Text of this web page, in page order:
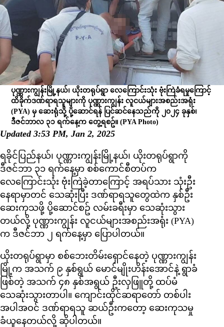
ပုဏ္ဏားကျွန်းမြို့နယ်၊ ယိုးတရုပ်ရွာ လေကြောင်းသုံး ဗုံးကြဲခံရမှုကြောင့်
ထိခိုက်ဒဏ်ရာရသူများကို ပုဏ္ဏားကျွန်း လူငယ်များအစည်းအရုံး
(PYA) မှ ဆေးရုံသို့ ပို့ဆောင်ရန် ပြင်ဆင်နေသည်ကို ၂၀၂၄ ခုနှစ်၊
ဒီဇင်ဘာလ ၃၁ ရက်နေ့က တွေ့ရစဥ်။(PYA Photo)
Updated 3:53 PM, Jan 2, 2025
ရခိုင်ပြည်နယ်၊ ပုဏ္ဏားကျွန်းမြို့နယ်၊ ယိုးတရုပ်ရွာကို
ဒီဇင်ဘာ ၃၁ ရက်နေ့မှာ စစ်ကောင်စီတပ်က
လေကြောင်းသုံး ဗုံးကြဲခဲ့တာကြောင့် အရပ်သား သုံးဦး
နေရာမှာတင် သေဆုံးပြီး ဒဏ်ရာရသူတွေထဲက နှစ်ဦး
ဆေးကုသဖို့ ပို့ဆောင်စဥ် လမ်းခရီးမှာ သေဆုံးသွား
တယ်လို့ ပုဏ္ဏားကျွန်း လူငယ်များအစည်းအရုံး (PYA)
က ဒီဇင်ဘာ ၂ ရက်နေ့မှာ ပြောပါတယ်။
ယိုးတရုပ်ရွာမှာ စစ်ဘေးတိမ်းရှောင်နေတဲ့ ပုဏ္ဏားကျွန်း
မြို့က အသက် ၉ နှစ်ရွယ် မောင်မျိုးဟိန်းအောင်နဲ့ ရွာခံ
ဖြစ်တဲ့ အသက် ၄၈ နှစ်အရွယ် ဦးလှဖြူတို့ ထပ်မံ
သေဆုံးသွားတာပါ။ ကျောင်းထိုင်ဆရာတော် တစ်ပါး
အပါအဝင် ဒဏ်ရာရသူ ဆယ်ဦးကတော့ ဆေးကုသမှု
ခံယူနေတယ်လို့ ဆိုပါတယ်။